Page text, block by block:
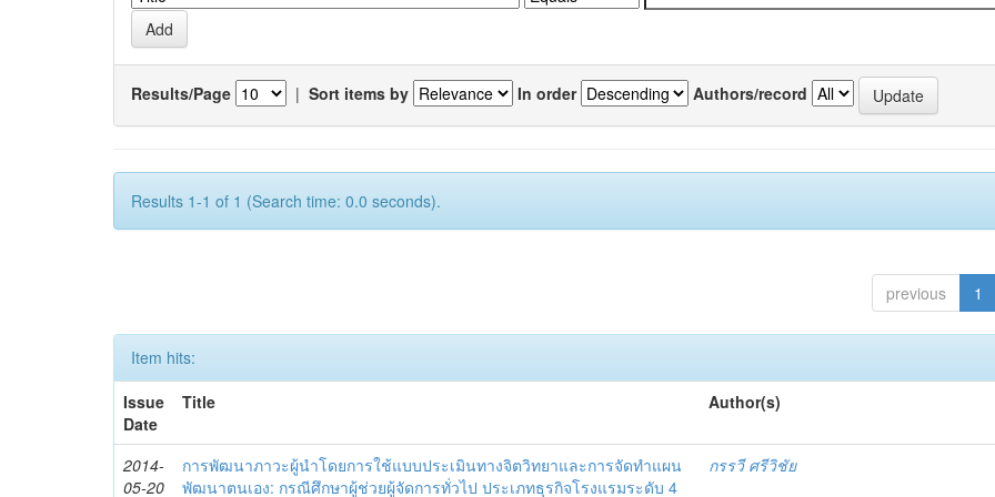
Results/Page | Sort items by In order Authors/record
Results 1-1 of 1 (Search time: 0.0 seconds).
previous 1
Item hits:
Issue
Date
Title Author(s)
2014-
05-20
การพัฒนาภาวะผู้นำโดยการใช้แบบประเมินทางจิตวิทยาและการจัดทำแผน
พัฒนาตนเอง: กรณีศึกษาผู้ช่วยผู้จัดการทั่วไป ประเภทธุรกิจโรงแรมระดับ 4
กรรวี ศรีวิชัย